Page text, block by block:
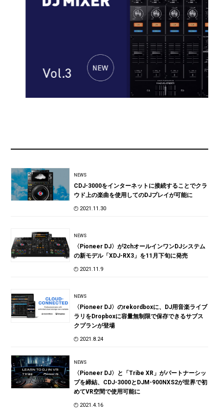
NEWS
CDJ-3000をインターネットに接続することでクラ
ウド上の楽曲を使用してのDJプレイが可能に
2021.11.30
NEWS
〈Pioneer DJ〉が2chオールインワンDJシステム
の新モデル「XDJ-RX3」を11月下旬に発売
2021.11.9
NEWS
〈Pioneer DJ〉のrekordboxに、DJ用音楽ライブ
ラリをDropboxに容量無制限で保存できるサブス
クプランが登場
2021.8.24
NEWS
〈Pioneer DJ〉と「Tribe XR」がパートナーシッ
プを締結、CDJ-3000とDJM-900NXS2が世界で初
めてVR空間で使用可能に
2021.4.16